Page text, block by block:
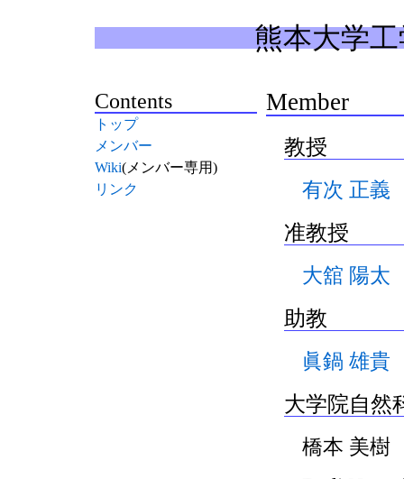
熊本大学
Contents
トップ
メンバー
Wiki(メンバー専用)
リンク
Member
教授
有次 正義
准教授
大舘 陽太
助教
眞鍋 雄貴
大学院自然
橋本 美樹